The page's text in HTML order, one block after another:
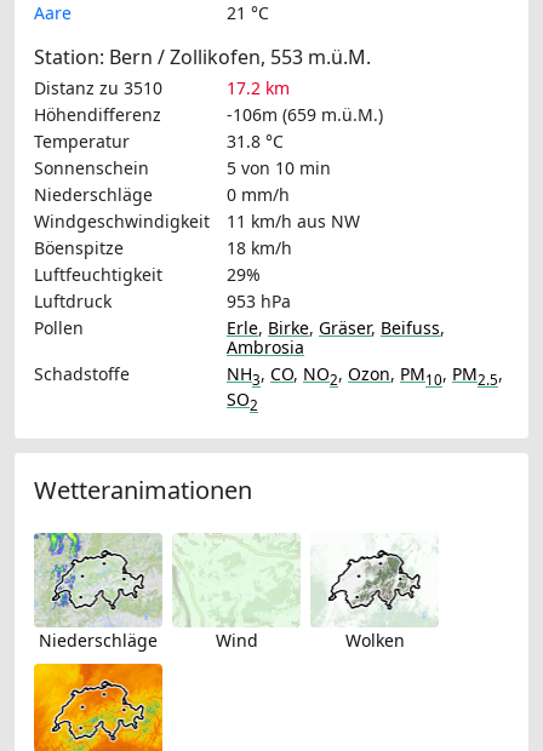
Aare 21 °C
Station: Bern / Zollikofen, 553 m.ü.M.
Distanz zu 3510
17.2 km
Höhendifferenz
-106m (659 m.ü.M.)
Temperatur
31.8 °C
Sonnenschein
5 von 10 min
Niederschläge
0 mm/h
Windgeschwindigkeit
11 km/h aus NW
Böenspitze
18 km/h
Luftfeuchtigkeit
29%
Luftdruck
953 hPa
Pollen
Erle, Birke, Gräser, Beifuss,
Ambrosia
Schadstoffe
NH3, CO, NO2, Ozon, PM10, PM2.5,
SO2
Wetteranimationen
Niederschläge Wind Wolken